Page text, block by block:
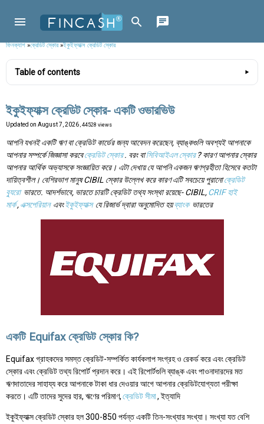
ফিনক্যাশ»ক্রেডিট স্কোর»ইকুইফ্যাক্স ক্রেডিট স্কোর
Table of contents
ইকুইফ্যাক্স ক্রেডিট স্কোর- একটি ওভারভিউ
Updated on August 7, 2026 , 44528 views
আপনি যখনই একটি ঋণ বা ক্রেডিট কার্ডের জন্য আবেদন করেছেন, ব্যাঙ্কগুলি অবশ্যই আপনাকে
আপনার সম্পর্কে জিজ্ঞাসা করবেক্রেডিট স্কোর. বরং বাসিবিআইএল স্কোর ? কারণ আপনার স্কোর
আপনার আর্থিক অভ্যাসকে সংজ্ঞায়িত করে। এটা দেখায় যে আপনি একজন ঋণগ্রহীতা হিসেবে কতটা
দায়িত্বশীল। বেশিরভাগ মানুষ CIBIL স্কোর উল্লেখ করে কারণ এটি সবচেয়ে পুরানোক্রেডিট
ব্যুরো ভারতে. আদর্শভাবে, ভারতে চারটি ক্রেডিট তথ্য সংস্থা রয়েছে- CIBIL,CRIF হাই
মার্ক,এক্সপেরিয়ান এবংইকুইফ্যাক্স যে রিজার্ভ দ্বারা অনুমোদিত হয়ব্যাংক ভারতের
একটি Equifax ক্রেডিট স্কোর কি?
Equifax গ্রাহকদের সমস্ত ক্রেডিট-সম্পর্কিত কার্যকলাপ সংগ্রহ ও রেকর্ড করে এবং ক্রেডিট
স্কোর এবং ক্রেডিট তথ্য রিপোর্ট প্রদান করে। এই রিপোর্টগুলি ব্যাঙ্ক এবং পাওনাদারদের মত
ঋণদাতাদের সাহায্য করে আপনাকে টাকা ধার দেওয়ার আগে আপনার ক্রেডিটযোগ্যতা পরীক্ষা
করতে। এটি তাদের সুদের হার, ঋণের পরিমাণ,ক্রেডিট সীমা, ইত্যাদি
ইকুইফ্যাক্স ক্রেডিট স্কোর হল 300-850 পর্যন্ত একটি তিন-সংখ্যার সংখ্যা। সংখ্যা যত বেশি